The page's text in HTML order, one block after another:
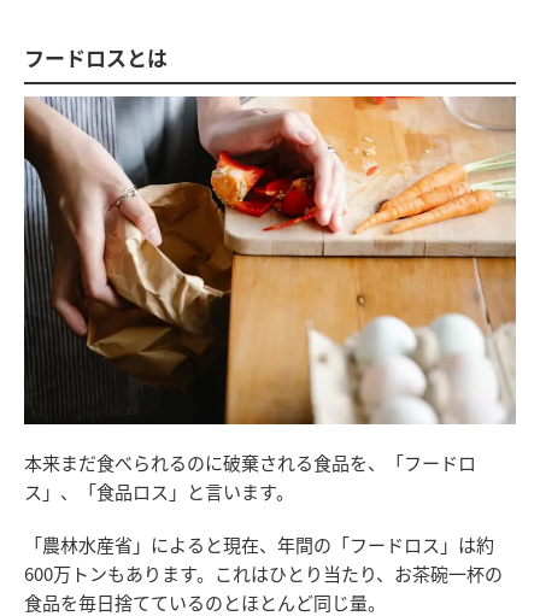
フードロスとは
本来まだ食べられるのに破棄される食品を、「フードロ
ス」、「食品ロス」と言います。
「農林水産省」によると現在、年間の「フードロス」は約
600万トンもあります。これはひとり当たり、お茶碗一杯の
食品を毎日捨てているのとほとんど同じ量。